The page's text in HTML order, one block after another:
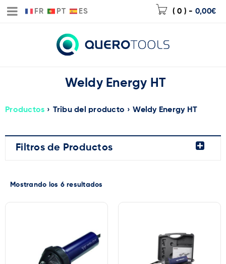
FR PT ES ( 0 ) - 0,00€
Weldy Energy HT
Productos › Tribu del producto › Weldy Energy HT
Filtros de Productos
Marca
Mostrando los 6 resultados